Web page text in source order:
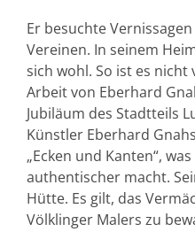
Er besuchte
Vereinen. In seinem
sich wohl. So ist es
Arbeit von Eberhard
Jubiläum des Stadtteils
Künstler Eberhard
„Ecken und Kanten“,
authentischer macht.
Hütte. Es gilt, das
Völklinger Malers zu